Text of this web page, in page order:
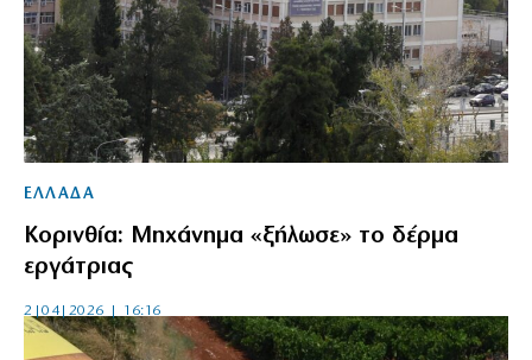
ΕΛΛΑΔΑ
Κορινθία: Μηχάνημα «ξήλωσε» το δέρμα
εργάτριας
2|04|2026 | 16:16